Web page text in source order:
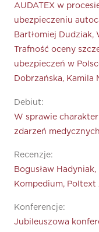
AUDATEX w
ubezpieczeniu
Bartłomiej Dudziak,
Trafność oceny
ubezpieczeń w
Dobrzańska, Kamila
Debiut:
W sprawie
zdarzeń
Recenzje:
Bogusław
Kompedium, Poltext
Konferencje:
Jubileuszowa